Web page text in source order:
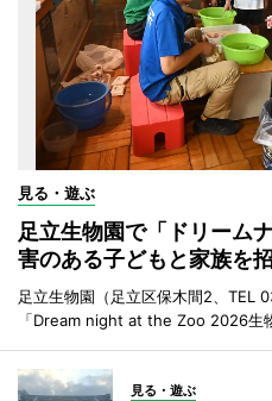
見る・遊ぶ
足立生物園で「ドリーム
害のある子どもと家族を
足立生物園（足立区保木間2、TEL
「Dream night at the Zoo 2026生
見る・遊ぶ